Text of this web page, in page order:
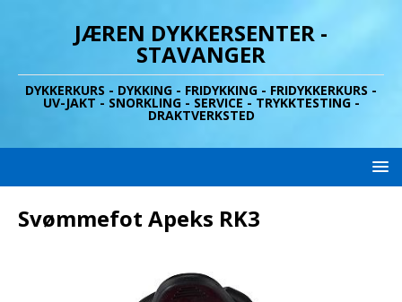
JÆREN DYKKERSENTER -
STAVANGER
DYKKERKURS - DYKKING - FRIDYKKING - FRIDYKKERKURS -
UV-JAKT - SNORKLING - SERVICE - TRYKKTESTING -
DRAKTVERKSTED
Svømmefot Apeks RK3